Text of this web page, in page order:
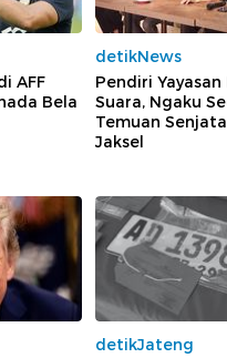
AFF
Bela
detikNews
Pendiri Yayasan
Suara, Ngaku
Temuan
Jaksel
detikJateng